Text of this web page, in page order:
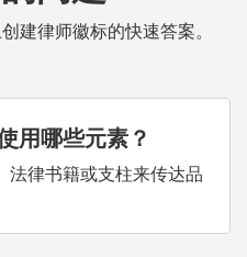
建律师徽标的快速答案。
用哪些元素？
法律书籍或支柱来传达品